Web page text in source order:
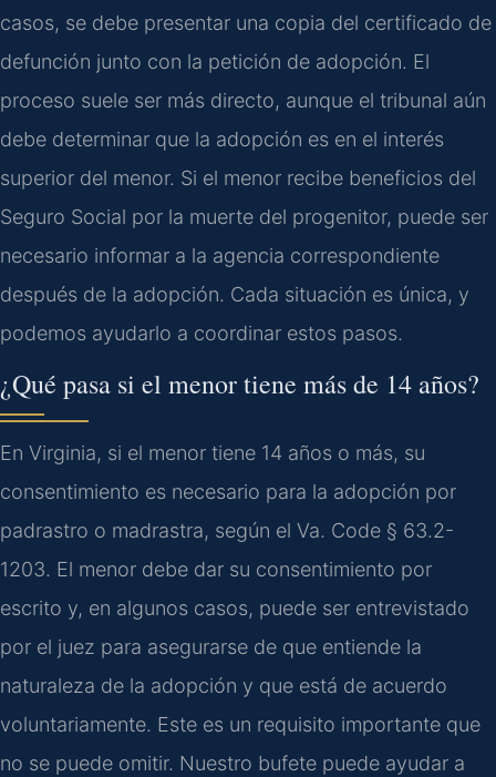
casos, se debe presentar una copia del certificado de
defunción junto con la petición de adopción. El
proceso suele ser más directo, aunque el tribunal aún
debe determinar que la adopción es en el interés
superior del menor. Si el menor recibe beneficios del
Seguro Social por la muerte del progenitor, puede ser
necesario informar a la agencia correspondiente
después de la adopción. Cada situación es única, y
podemos ayudarlo a coordinar estos pasos.
¿Qué pasa si el menor tiene más de 14 años?
En Virginia, si el menor tiene 14 años o más, su
consentimiento es necesario para la adopción por
padrastro o madrastra, según el Va. Code § 63.2-
1203. El menor debe dar su consentimiento por
escrito y, en algunos casos, puede ser entrevistado
por el juez para asegurarse de que entiende la
naturaleza de la adopción y que está de acuerdo
voluntariamente. Este es un requisito importante que
no se puede omitir. Nuestro bufete puede ayudar a